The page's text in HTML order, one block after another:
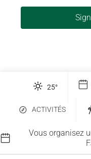
25°
ACTIVITÉS
Vous organisez